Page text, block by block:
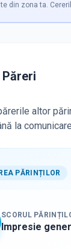
din zona ta.
altor
la
PĂRINȚILOR
SCORUL
Impresie